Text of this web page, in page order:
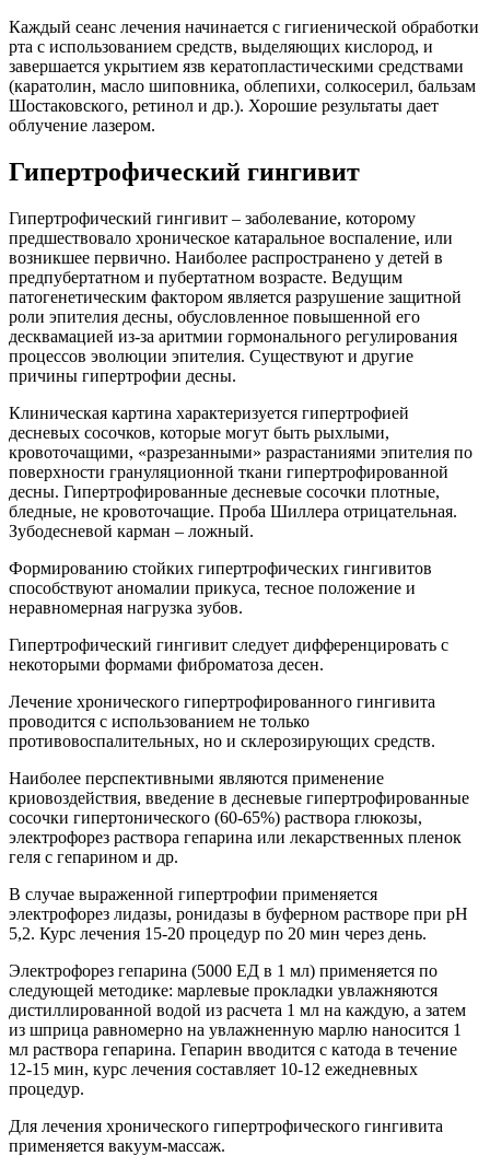
Каждый сеанс лечения начинается с гигиенической обработки
рта с использованием средств, выделяющих кислород, и
завершается укрытием язв кератопластическими средствами
(каратолин, масло шиповника, облепихи, солкосерил, бальзам
Шостаковского, ретинол и др.). Хорошие результаты дает
облучение лазером.
Гипертрофический гингивит
Гипертрофический гингивит – заболевание, которому
предшествовало хроническое катаральное воспаление, или
возникшее первично. Наиболее распространено у детей в
предпубертатном и пубертатном возрасте. Ведущим
патогенетическим фактором является разрушение защитной
роли эпителия десны, обусловленное повышенной его
десквамацией из-за аритмии гормонального регулирования
процессов эволюции эпителия. Существуют и другие
причины гипертрофии десны.
Клиническая картина характеризуется гипертрофией
десневых сосочков, которые могут быть рыхлыми,
кровоточащими, «разрезанными» разрастаниями эпителия по
поверхности грануляционной ткани гипертрофированной
десны. Гипертрофированные десневые сосочки плотные,
бледные, не кровоточащие. Проба Шиллера отрицательная.
Зубодесневой карман – ложный.
Формированию стойких гипертрофических гингивитов
способствуют аномалии прикуса, тесное положение и
неравномерная нагрузка зубов.
Гипертрофический гингивит следует дифференцировать с
некоторыми формами фиброматоза десен.
Лечение хронического гипертрофированного гингивита
проводится с использованием не только
противовоспалительных, но и склерозирующих средств.
Наиболее перспективными являются применение
криовоздействия, введение в десневые гипертрофированные
сосочки гипертонического (60-65%) раствора глюкозы,
электрофорез раствора гепарина или лекарственных пленок
геля с гепарином и др.
В случае выраженной гипертрофии применяется
электрофорез лидазы, ронидазы в буферном растворе при рН
5,2. Курс лечения 15-20 процедур по 20 мин через день.
Электрофорез гепарина (5000 ЕД в 1 мл) применяется по
следующей методике: марлевые прокладки увлажняются
дистиллированной водой из расчета 1 мл на каждую, а затем
из шприца равномерно на увлажненную марлю наносится 1
мл раствора гепарина. Гепарин вводится с катода в течение
12-15 мин, курс лечения составляет 10-12 ежедневных
процедур.
Для лечения хронического гипертрофического гингивита
применяется вакуум-массаж.